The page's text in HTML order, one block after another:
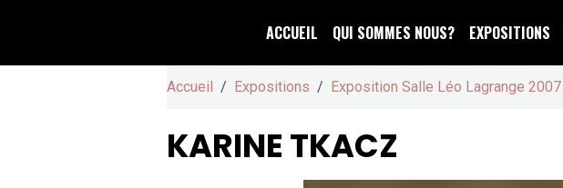
ACCUEIL QUI SOMMES NOUS? EXPOSITIONS
Accueil Expositions Exposition Salle Léo Lagrange
KARINE TKACZ